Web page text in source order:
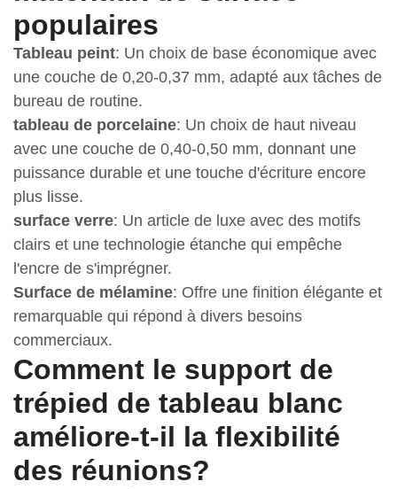
populaires
Tableau peint: Un choix de base économique avec
une couche de 0,20-0,37 mm, adapté aux tâches de
bureau de routine.
tableau de porcelaine: Un choix de haut niveau
avec une couche de 0,40-0,50 mm, donnant une
puissance durable et une touche d'écriture encore
plus lisse.
surface verre: Un article de luxe avec des motifs
clairs et une technologie étanche qui empêche
l'encre de s'imprégner.
Surface de mélamine: Offre une finition élégante et
remarquable qui répond à divers besoins
commerciaux.
Comment le support de
trépied de tableau blanc
améliore-t-il la flexibilité
des réunions?